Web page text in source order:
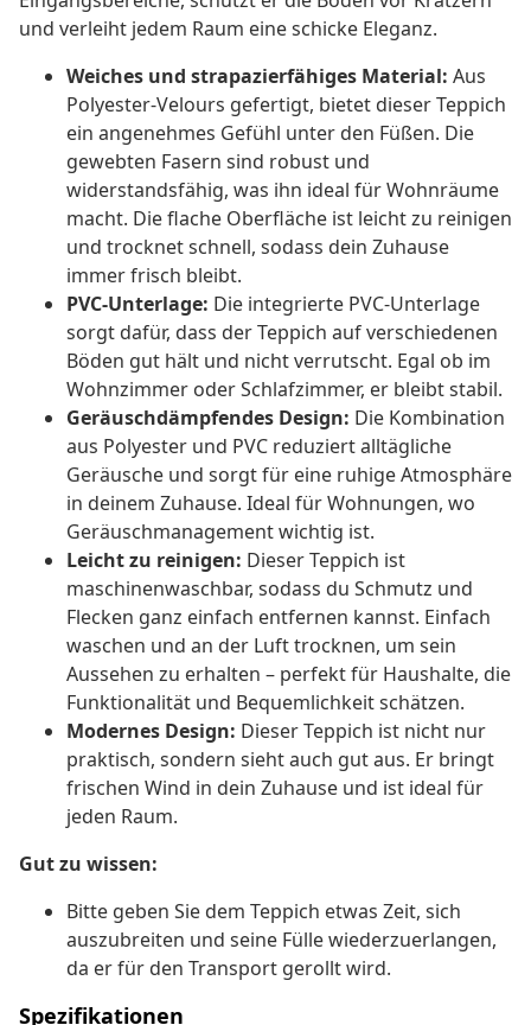
und verleiht jedem Raum eine schicke Eleganz.
Weiches und strapazierfähiges Material: Aus
Polyester-Velours gefertigt, bietet dieser Teppich
ein angenehmes Gefühl unter den Füßen. Die
gewebten Fasern sind robust und
widerstandsfähig, was ihn ideal für Wohnräume
macht. Die flache Oberfläche ist leicht zu reinigen
und trocknet schnell, sodass dein Zuhause
immer frisch bleibt.
PVC-Unterlage: Die integrierte PVC-Unterlage
sorgt dafür, dass der Teppich auf verschiedenen
Böden gut hält und nicht verrutscht. Egal ob im
Wohnzimmer oder Schlafzimmer, er bleibt stabil.
Geräuschdämpfendes Design: Die Kombination
aus Polyester und PVC reduziert alltägliche
Geräusche und sorgt für eine ruhige Atmosphäre
in deinem Zuhause. Ideal für Wohnungen, wo
Geräuschmanagement wichtig ist.
Leicht zu reinigen: Dieser Teppich ist
maschinenwaschbar, sodass du Schmutz und
Flecken ganz einfach entfernen kannst. Einfach
waschen und an der Luft trocknen, um sein
Aussehen zu erhalten – perfekt für Haushalte, die
Funktionalität und Bequemlichkeit schätzen.
Modernes Design: Dieser Teppich ist nicht nur
praktisch, sondern sieht auch gut aus. Er bringt
frischen Wind in dein Zuhause und ist ideal für
jeden Raum.
Gut zu wissen:
Bitte geben Sie dem Teppich etwas Zeit, sich
auszubreiten und seine Fülle wiederzuerlangen,
da er für den Transport gerollt wird.
Spezifikationen